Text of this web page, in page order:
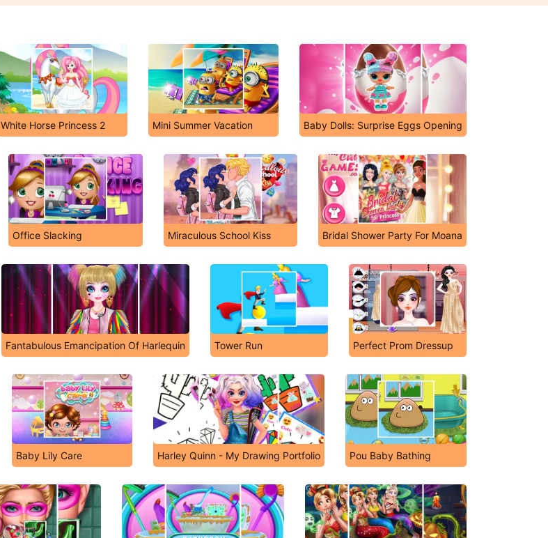
White Horse Princess 2 Mini Summer Vacation Baby Dolls: Surprise Eggs Opening
Office Slacking Miraculous School Kiss Bridal Shower Party For Moana
Fantabulous Emancipation Of Harlequin Tower Run Perfect Prom Dressup
Baby Lily Care Harley Quinn - My Drawing Portfolio Pou Baby Bathing